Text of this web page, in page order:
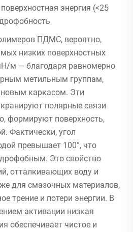
энергия (<25
ПДМС, вероятно,
низких поверхностных
м — благодаря равномерно
метильным группам,
каркасом. Эти
полярные связи
формируют поверхность,
Фактически, угол
превышает 100°, что
Это свойство
отталкивающих воду и
для смазочных материалов,
трение и потери энергии. В
активации низкая
обеспечивает чистое и